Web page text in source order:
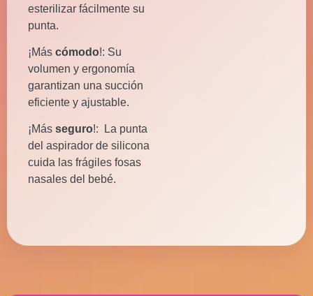
esterilizar fácilmente su
punta.
¡Más cómodo!: Su
volumen y ergonomía
garantizan una succión
eficiente y ajustable.
¡Más seguro!: La punta
del aspirador de silicona
cuida las frágiles fosas
nasales del bebé.